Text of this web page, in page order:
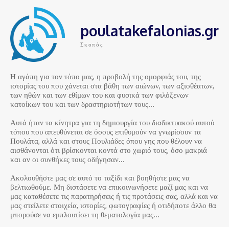
poulatakefalonias.gr
Σκοπός
Η αγάπη για τον τόπο μας, η προβολή της ομορφιάς του, της
ιστορίας του που χάνεται στα βάθη των αιώνων, των αξιοθέατων,
των ηθών και των εθίμων του και φυσικά των φιλόξενων
κατοίκων του και των δραστηριοτήτων τους…
Αυτά ήταν τα κίνητρα για τη δημιουργία του διαδικτυακού αυτού
τόπου που απευθύνεται σε όσους επιθυμούν να γνωρίσουν τα
Πουλάτα, αλλά και στους Πουλιάδες όπου γης που θέλουν να
αισθάνονται ότι βρίσκονται κοντά στο χωριό τους, όσο μακριά
και αν οι συνθήκες τους οδήγησαν…
Ακολουθήστε μας σε αυτό το ταξίδι και βοηθήστε μας να
βελτιωθούμε. Μη διστάσετε να επικοινωνήσετε μαζί μας και να
μας καταθέσετε τις παρατηρήσεις ή τις προτάσεις σας, αλλά και να
μας στείλετε στοιχεία, ιστορίες, φωτογραφίες ή οτιδήποτε άλλο θα
μπορούσε να εμπλουτίσει τη θεματολογία μας…